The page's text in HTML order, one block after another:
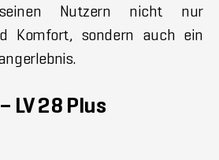
Nutzern nicht nur
Komfort, sondern auch ein
LV 28 Plus